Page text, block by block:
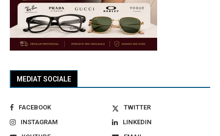
MEDIAT SOCIALE
FACEBOOK
TWITTER
INSTAGRAM
LINKEDIN